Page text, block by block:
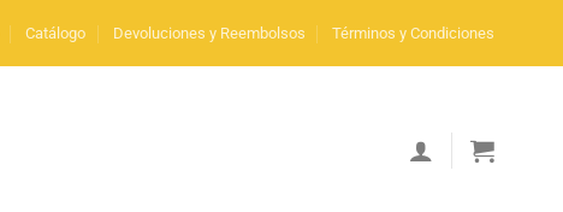
Catálogo Devoluciones y Reembolsos Términos y Condiciones